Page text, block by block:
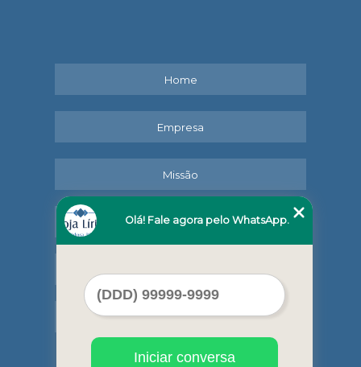
Home
Empresa
Missão
Serviços
Mapa do site
Olá! Fale agora pelo WhatsApp.
Iniciar conversa